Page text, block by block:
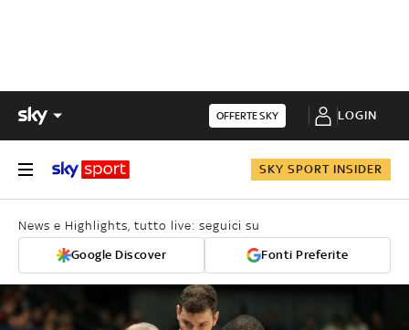
OFFERTE SKY LOGIN
SKY SPORT INSIDER
News e Highlights, tutto live: seguici su
Google Discover Fonti Preferite